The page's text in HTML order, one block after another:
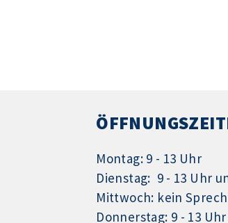
Montag: 9 - 13 Uhr
Dienstag: 9 - 13 Uhr
Mittwoch: kein
Donnerstag: 9 - 13